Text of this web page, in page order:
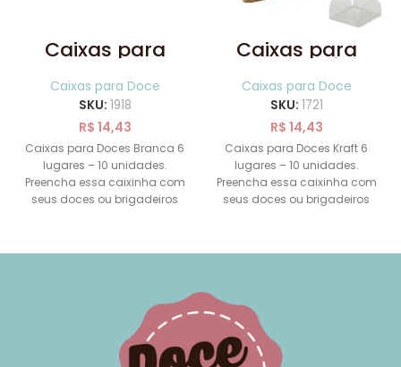
Caixas para
Doces Branca 6
lugares com
10un
Caixas para Doce
SKU: 1918
R$ 14,43
Caixas para Doces Branca 6
lugares – 10 unidades.
Preencha essa caixinha com
seus doces ou brigadeiros
Caixas para
Doces Kraft 6
lugares com
10un
Caixas para Doce
SKU: 1721
R$ 14,43
Caixas para Doces Kraft 6
lugares – 10 unidades.
Preencha essa caixinha com
seus doces ou brigadeiros